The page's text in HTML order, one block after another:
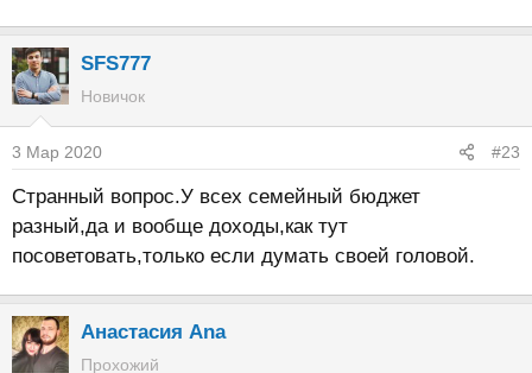
SFS777
Новичок
3 Мар 2020 #23
Странный вопрос.У всех семейный бюджет
разный,да и вообще доходы,как тут
посоветовать,только если думать своей головой.
Анастасия Ana
Прохожий